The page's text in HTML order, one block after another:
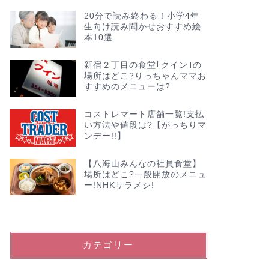
20分で読み終わる！小学4年
生向け読み聞かせおすすめ絵
本10選
新宿２丁目の食堂｢クイン｣の
場所はどこ?りっちゃんママお
すすめのメニューは?
コストレマート店舗一覧!支払
い方法や値段は?【がっちりマ
ンデー!!】
【八海山みんなの社員食堂】
場所はどこ?一般開放のメニュ
ー!NHKサラメシ!
カテゴリー